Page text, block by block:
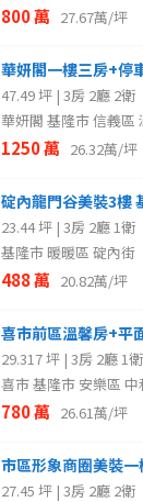
800 萬 27.67萬/坪
華妍閣一樓三房+停
47.49 坪 | 3房 2廳 2衛
華妍閣 基隆市 信義區
1250 萬 26.32萬/坪
碇內龍門谷美裝3樓
23.44 坪 | 3房 2廳 1衛
基隆市 暖暖區 碇內街
488 萬 20.82萬/坪
喜市前區溫馨房+平
29.317 坪 | 3房 2廳 1衛
喜市 基隆市 安樂區 中
780 萬 26.61萬/坪
市區形象商圈美裝
27.45 坪 | 3房 2廳 2衛